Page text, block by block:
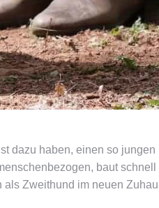
dazu haben, einen so jungen
baut
Zweithund im neuen